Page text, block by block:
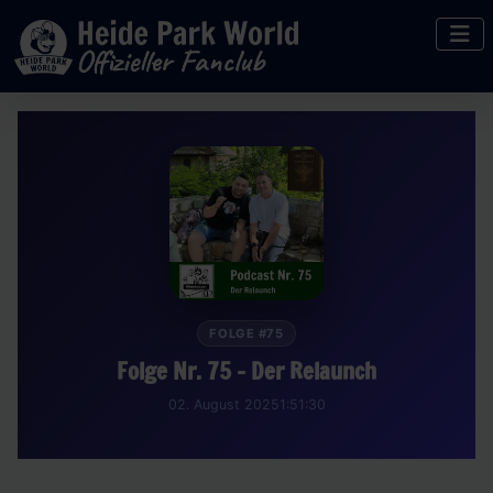
FOLGE #75
Folge Nr. 75 - Der Relaunch
02. August 2025 1:51:30